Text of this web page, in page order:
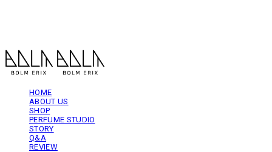
HOME
ABOUT US
SHOP
PERFUME STUDIO
STORY
Q&A
REVIEW